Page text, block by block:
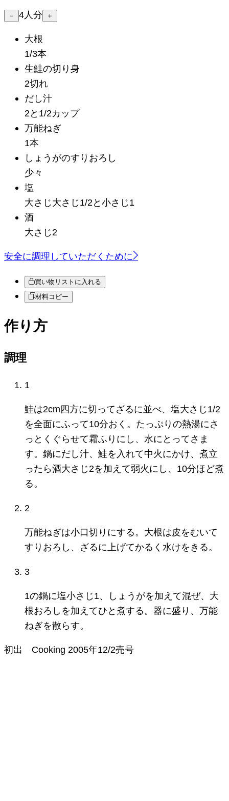
－ 4人分 ＋
大根
1/3本
生鮭の切り身
2切れ
だし汁
2と1/2カップ
万能ねぎ
1本
しょうがのすりおろし
少々
塩
大さじ大さじ1/2と小さじ1
酒
大さじ2
安全に調理していただくために
買い物リストに入れる
材料コピー
作り方
調理
1
鮭は2cm四方に切ってざるに並べ、塩大さじ1/2
を全面にふって10分おく。たっぷりの熱湯にさ
っとくぐらせて霜ふりにし、水にとってさま
す。鍋にだし汁、鮭を入れて中火にかけ、煮立
ったら酒大さじ2を加えて弱火にし、10分ほど煮
る。
2
万能ねぎは小口切りにする。大根は皮をむいて
すりおろし、ざるに上げてかるく水けをきる。
3
1の鍋に塩小さじ1、しょうがを加えて混ぜ、大
根おろしを加えてひと煮する。器に盛り、万能
ねぎを散らす。
初出 Cooking 2005年12/2売号